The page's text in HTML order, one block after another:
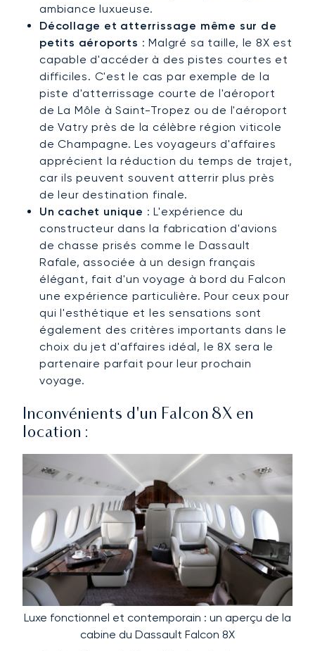
ambiance luxueuse.
Décollage et atterrissage même sur de
petits aéroports : Malgré sa taille, le 8X est
capable d'accéder à des pistes courtes et
difficiles. C'est le cas par exemple de la
piste d'atterrissage courte de l'aéroport
de La Môle à Saint-Tropez ou de l'aéroport
de Vatry près de la célèbre région viticole
de Champagne. Les voyageurs d'affaires
apprécient la réduction du temps de trajet,
car ils peuvent souvent atterrir plus près
de leur destination finale.
Un cachet unique : L'expérience du
constructeur dans la fabrication d'avions
de chasse prisés comme le Dassault
Rafale, associée à un design français
élégant, fait d'un voyage à bord du Falcon
une expérience particulière. Pour ceux pour
qui l'esthétique et les sensations sont
également des critères importants dans le
choix du jet d'affaires idéal, le 8X sera le
partenaire parfait pour leur prochain
voyage.
Inconvénients d'un Falcon 8X en
location :
Luxe fonctionnel et contemporain : un aperçu de la
cabine du Dassault Falcon 8X